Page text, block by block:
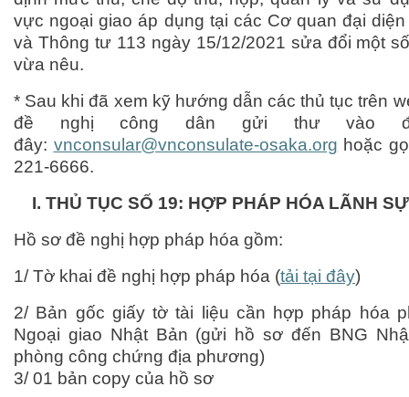
vực ngoại giao áp dụng tại các Cơ quan đại
và Thông tư 113 ngày 15/12/2021 sửa đổi một
vừa nêu.
* Sau khi đã xem kỹ hướng dẫn các thủ tục trên
đề nghị công dân gửi thư vào
đây: vnconsular@vnconsulate-osaka.org hoặc
221-6666.
I. THỦ TỤC SỐ 19: HỢP PHÁP HÓA LÃNH SỰ
Hồ sơ đề nghị hợp pháp hóa gồm:
1/ Tờ khai đề nghị hợp pháp hóa (tải tại đây)
2/ Bản gốc giấy tờ tài liệu cần hợp pháp hóa
Ngoại giao Nhật Bản (gửi hồ sơ đến BNG
phòng công chứng địa phương)
3/ 01 bản copy của hồ sơ